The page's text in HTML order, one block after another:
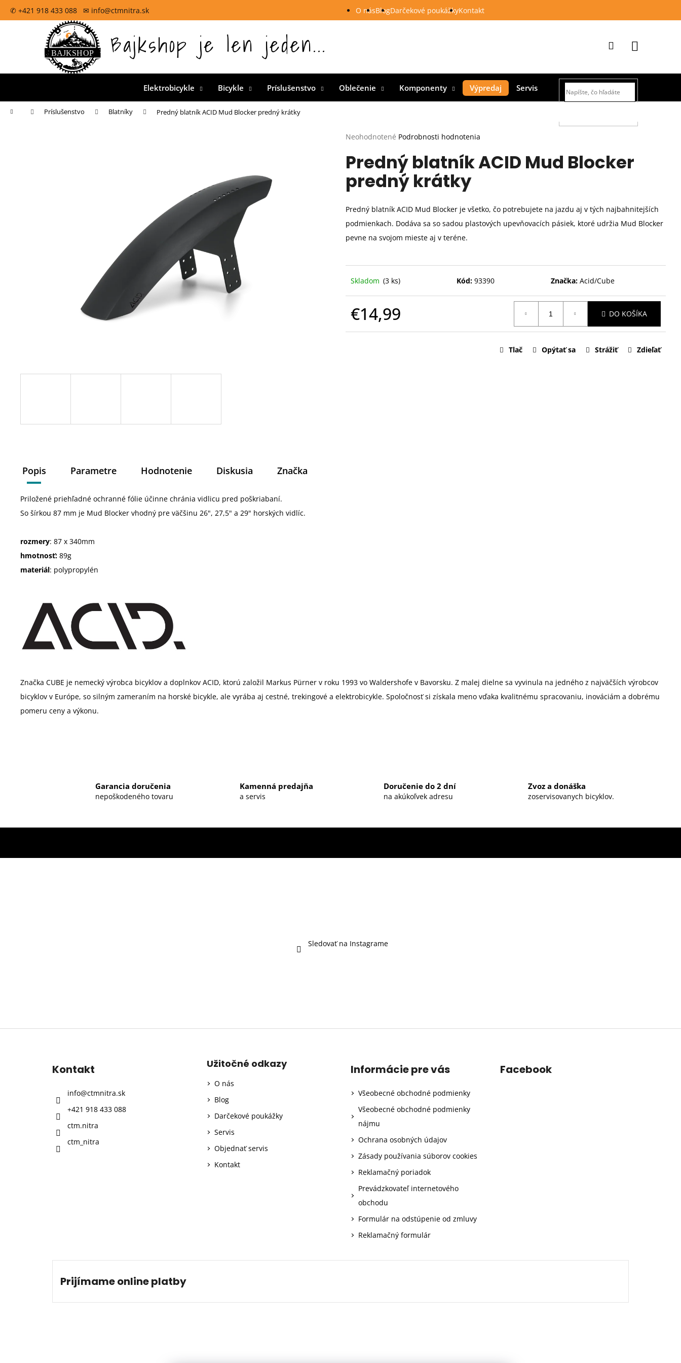
obsah
✆ +421 918 433 088 ✉ info@ctmnitra.sk O násBlogDarčekové poukážkyKontakt
Oficiálna špecializovaná predajňa pre CTM bicykle na Slovensku
Bajkshop je len jeden...
Elektrobicykle Bicykle Príslušenstvo Oblečenie Komponenty Výpredaj Servis
Prihlásenie
košík
Domov Príslušenstvo Blatníky Predný blatník ACID Mud Blocker predný krátky
Priemerné
produktu
je
5
Neohodnotené Podrobnosti hodnotenia
Predný blatník ACID Mud Blocker
predný krátky
Predný blatník ACID Mud Blocker je všetko, čo potrebujete na jazdu aj v tých najbahnitejších
podmienkach. Dodáva sa so sadou plastových upevňovacích pásiek, ktoré udržia Mud Blocker
pevne na svojom mieste aj v teréne.
Skladom (3 ks) Kód: 93390 Značka: Acid/Cube
€14,99 DO KOŠÍKA
Tlač Opýtať sa Strážiť Zdieľať
Popis Parametre Hodnotenie Diskusia Značka
Priložené priehľadné ochranné fólie účinne chránia vidlicu pred poškriabaní.
So šírkou 87 mm je Mud Blocker vhodný pre väčšinu 26", 27,5" a 29" horských vidlíc.
rozmery: 87 x 340mm
hmotnosť: 89g
materiál: polypropylén
Značka CUBE je nemecký výrobca bicyklov a doplnkov ACID, ktorú založil Markus Pürner v roku 1993 vo Waldershofe v Bavorsku. Z malej dielne sa vyvinula na jedného z najväčších výrobcov
bicyklov v Európe, so silným zameraním na horské bicykle, ale vyrába aj cestné, trekingové a elektrobicykle. Spoločnosť si získala meno vďaka kvalitnému spracovaniu, inováciám a dobrému
pomeru ceny a výkonu.
Garancia doručenia
nepoškodeného tovaru
Kamenná predajňa
a servis
Doručenie do 2 dní
na akúkoľvek adresu
Zvoz a donáška
zoservisovanych bicyklov.
o
obchodu
Sledovať na Instagrame
Kontakt
info@ctmnitra.sk
+421 918 433 088
ctm.nitra
ctm_nitra
Užitočné odkazy
O nás
Blog
Darčekové poukážky
Servis
Objednať servis
Kontakt
Informácie pre vás
Všeobecné obchodné podmienky
Všeobecné obchodné podmienky
nájmu
Ochrana osobných údajov
Zásady používania súborov cookies
Reklamačný poriadok
Prevádzkovateľ internetového
obchodu
Formulár na odstúpenie od zmluvy
Reklamačný formulár
Facebook
Prijímame online platby